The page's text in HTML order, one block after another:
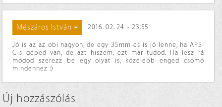
Mészáros István 2016. 02. 24. - 23:55
Jó is az az obi nagyon, de egy 35mm-es is jó lenne, ha APS-
C-s géped van, de azt hiszem, ezt már tudod. Ha lesz rá
módod szerezz be egy olyat is, közelebb enged csomó
mindenhez :)
Új hozzászólás